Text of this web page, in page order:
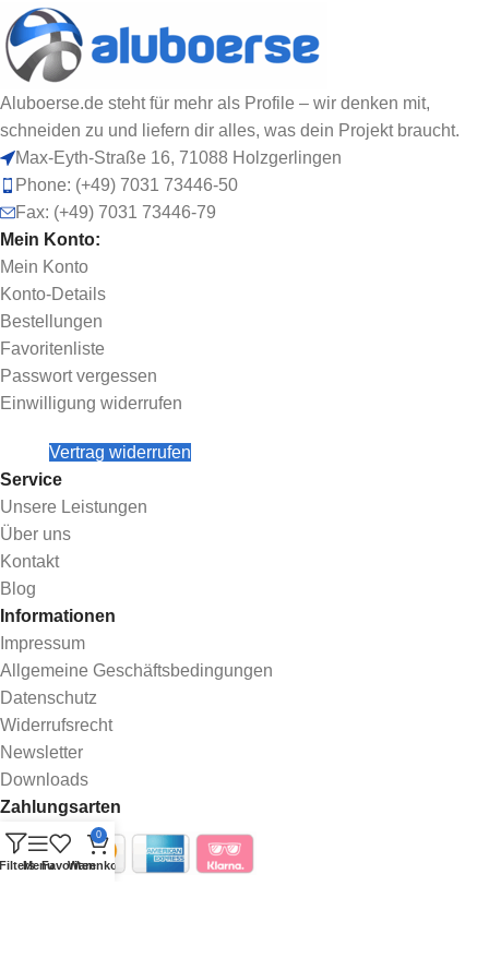
Aluboerse.de steht für mehr als Profile – wir denken mit,
schneiden zu und liefern dir alles, was dein Projekt braucht.
Max-Eyth-Straße 16, 71088 Holzgerlingen
Phone: (+49) 7031 73446-50
Fax: (+49) 7031 73446-79
Mein Konto:
Mein Konto
Konto-Details
Bestellungen
Favoritenliste
Passwort vergessen
Einwilligung widerrufen
Vertrag widerrufen
Service
Unsere Leistungen
Über uns
Kontakt
Blog
Informationen
Impressum
Allgemeine Geschäftsbedingungen
Datenschutz
Widerrufsrecht
Newsletter
Downloads
Zahlungsarten
MenuFavoriten
0
Warenkorb